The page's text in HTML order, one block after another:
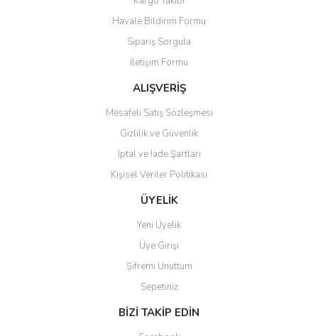
Havale Bildirim Formu
Sipariş Sorgula
İletişim Formu
ALIŞVERİŞ
Mesafeli Satış Sözleşmesi
Gizlilik ve Güvenlik
İptal ve İade Şartları
Kişisel Veriler Politikası
ÜYELİK
Yeni Üyelik
Üye Girişi
Şifremi Unuttum
Sepetiniz
BİZİ TAKİP EDİN